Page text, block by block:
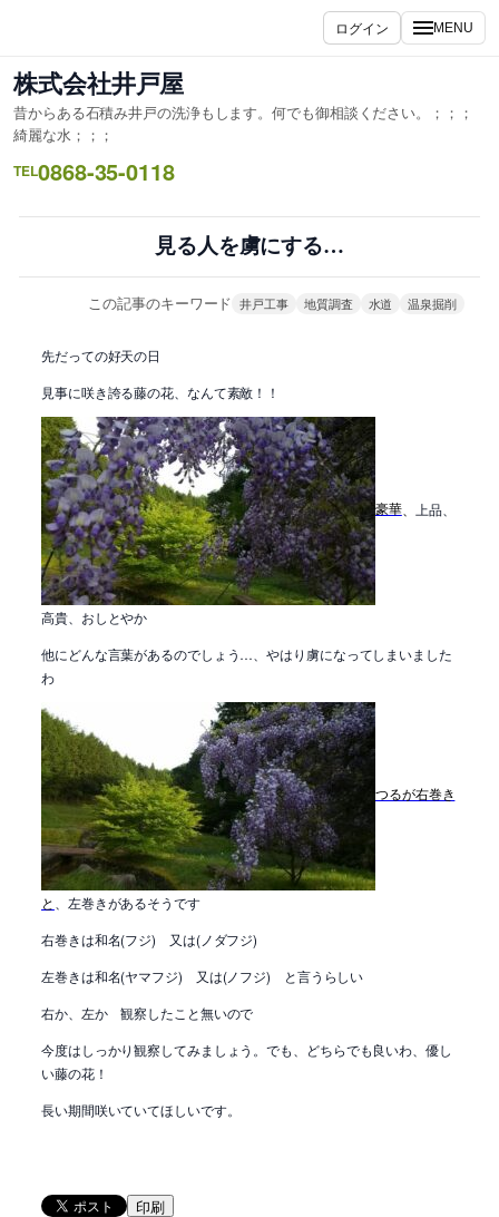
を
ス
キ
ッ
プ
ログイン MENU
株式会社井戸屋
昔からある石積み井戸の洗浄もします。何でも御相談ください。；；；
綺麗な水；；；
TEL0868-35-0118
見る人を虜にする…
この記事のキーワード 井戸工事 地質調査 水道 温泉掘削
先だっての好天の日
見事に咲き誇る藤の花、なんて素敵！！
豪華、 上品、
高貴、おしとやか
他にどんな言葉があるのでしょう…、やはり虜になってしまいました
わ
つるが右巻き
と
、左巻きがあるそうです
右巻きは和名(フジ) 又は(ノダフジ)
左巻きは和名(ヤマフジ) 又は(ノフジ) と言うらしい
右か、左か 観察したこと無いので
今度はしっかり観察してみましょう。でも、どちらでも良いわ、優し
い藤の花！
長い期間咲いていてほしいです。
印刷